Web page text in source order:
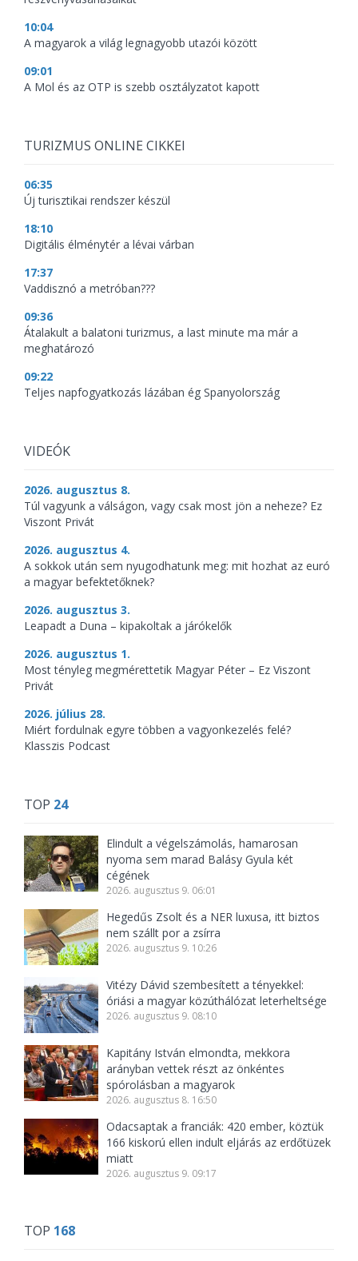
10:04
A magyarok a világ legnagyobb utazói között
09:01
A Mol és az OTP is szebb osztályzatot kapott
TURIZMUS ONLINE CIKKEI
06:35
Új turisztikai rendszer készül
18:10
Digitális élménytér a lévai várban
17:37
Vaddisznó a metróban???
09:36
Átalakult a balatoni turizmus, a last minute ma már a
meghatározó
09:22
Teljes napfogyatkozás lázában ég Spanyolország
VIDEÓK
2026. augusztus 8.
Túl vagyunk a válságon, vagy csak most jön a neheze? Ez
Viszont Privát
2026. augusztus 4.
A sokkok után sem nyugodhatunk meg: mit hozhat az euró
a magyar befektetőknek?
2026. augusztus 3.
Leapadt a Duna – kipakoltak a járókelők
2026. augusztus 1.
Most tényleg megmérettetik Magyar Péter – Ez Viszont
Privát
2026. július 28.
Miért fordulnak egyre többen a vagyonkezelés felé?
Klasszis Podcast
TOP 24
Elindult a végelszámolás, hamarosan
nyoma sem marad Balásy Gyula két
cégének
2026. augusztus 9. 06:01
Hegedűs Zsolt és a NER luxusa, itt biztos
nem szállt por a zsírra
2026. augusztus 9. 10:26
Vitézy Dávid szembesített a tényekkel:
óriási a magyar közúthálózat leterheltsége
2026. augusztus 9. 08:10
Kapitány István elmondta, mekkora
arányban vettek részt az önkéntes
spórolásban a magyarok
2026. augusztus 8. 16:50
Odacsaptak a franciák: 420 ember, köztük
166 kiskorú ellen indult eljárás az erdőtüzek
miatt
2026. augusztus 9. 09:17
TOP 168